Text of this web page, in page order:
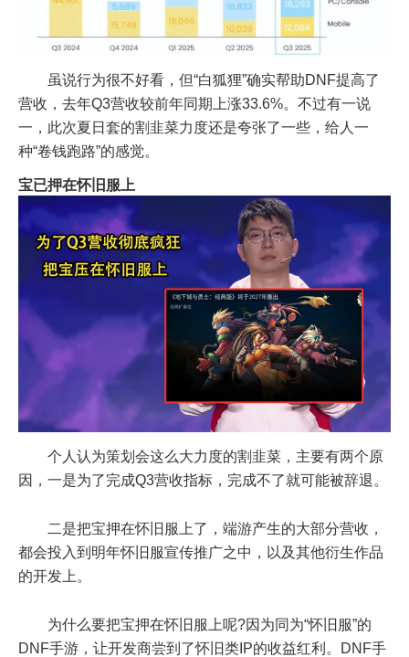
虽说行为很不好看，但“白狐狸”确实帮助DNF提高了
营收，去年Q3营收较前年同期上涨33.6%。不过有一说
一，此次夏日套的割韭菜力度还是夸张了一些，给人一
种“卷钱跑路”的感觉。
宝已押在怀旧服上
个人认为策划会这么大力度的割韭菜，主要有两个原
因，一是为了完成Q3营收指标，完成不了就可能被辞退。
二是把宝押在怀旧服上了，端游产生的大部分营收，
都会投入到明年怀旧服宣传推广之中，以及其他衍生作品
的开发上。
为什么要把宝押在怀旧服上呢?因为同为“怀旧服”的
DNF手游，让开发商尝到了怀旧类IP的收益红利。DNF手